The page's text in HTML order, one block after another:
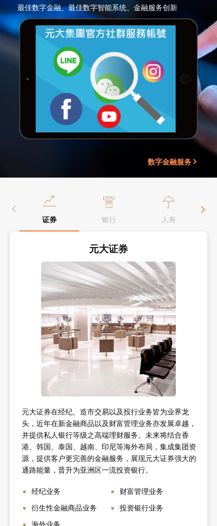
最佳数字金融、最佳数字智能系统、金融服务创新
数字金融服务
证券 银行 人寿
元大证券
元大证券在经纪、造市交易以及投行业务皆为业界龙
头，近年在新金融商品以及财富管理业务亦发展卓越，
并提供私人银行等级之高端理财服务。未来将结合香
港、韩国、泰国、越南、印尼等海外布局，集成集团资
源，提供客户更完善的金融服务，展现元大证券强大的
通路能量，晋升为亚洲区一流投资银行。
经纪业务
财富管理业务
衍生性金融商品业务
投资银行业务